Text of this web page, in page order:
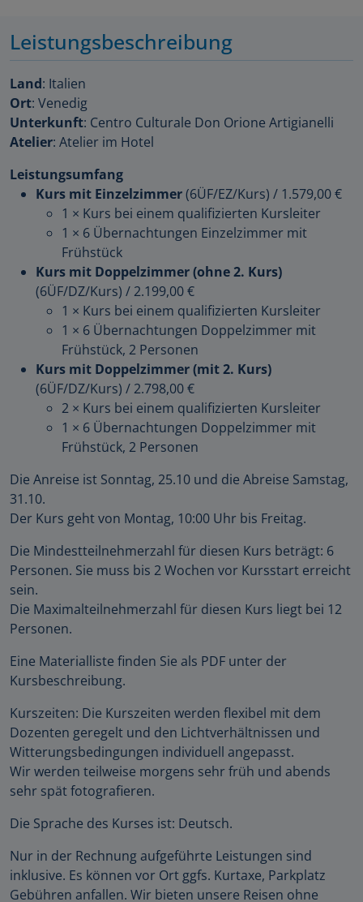
Leistungsbeschreibung
Land: Italien
Ort: Venedig
Unterkunft: Centro Culturale Don Orione Artigianelli
Atelier: Atelier im Hotel
Leistungsumfang
Kurs mit Einzelzimmer(6ÜF/EZ/Kurs) / 1.579,00 €
1 × Kurs bei einem qualifizierten Kursleiter
1 × 6 Übernachtungen Einzelzimmer mit
Frühstück
Kurs mit Doppelzimmer (ohne 2. Kurs)
(6ÜF/DZ/Kurs) / 2.199,00 €
1 × Kurs bei einem qualifizierten Kursleiter
1 × 6 Übernachtungen Doppelzimmer mit
Frühstück, 2 Personen
Kurs mit Doppelzimmer (mit 2. Kurs)
(6ÜF/DZ/Kurs) / 2.798,00 €
2 × Kurs bei einem qualifizierten Kursleiter
1 × 6 Übernachtungen Doppelzimmer mit
Frühstück, 2 Personen
Die Anreise ist Sonntag, 25.10 und die Abreise Samstag,
31.10.
Der Kurs geht von Montag, 10:00 Uhr bis Freitag.
Die Mindestteilnehmerzahl für diesen Kurs beträgt: 6
Personen. Sie muss bis 2 Wochen vor Kursstart erreicht
sein.
Die Maximalteilnehmerzahl für diesen Kurs liegt bei 12
Personen.
Eine Materialliste finden Sie als PDF unter der
Kursbeschreibung.
Kurszeiten: Die Kurszeiten werden flexibel mit dem
Dozenten geregelt und den Lichtverhältnissen und
Witterungsbedingungen individuell angepasst.
Wir werden teilweise morgens sehr früh und abends
sehr spät fotografieren.
Die Sprache des Kurses ist: Deutsch.
Nur in der Rechnung aufgeführte Leistungen sind
inklusive. Es können vor Ort ggfs. Kurtaxe, Parkplatz
Gebühren anfallen. Wir bieten unsere Reisen ohne